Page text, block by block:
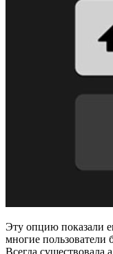
Эту опцию показали
многие
Всегда существовала